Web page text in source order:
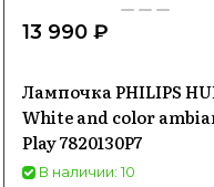
13 990 ₽
Лампочка PHILIPS
White and color
Play 7820130P7
В наличии: 10